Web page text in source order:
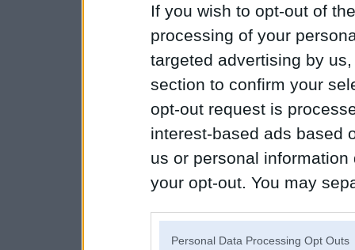
If you wish to opt-out of
processing of your
targeted advertising by
section to confirm your
opt-out request is
interest-based ads based
us or personal
your opt-out. You may
Personal Data Processing Opt Outs